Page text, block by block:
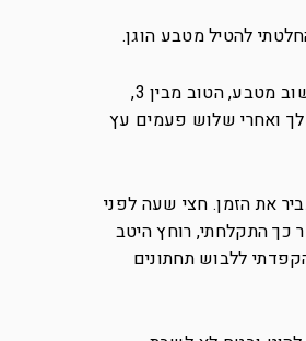
להטיל מטבע הוגן.
“עץ – הולך, פלי – לא הולך” החלטתי והטלתי, יצא עץ, הולך, אבל עדיין היססתי והחלטתי להטיל שוב מטבע, הטוב מבין 3,
מ-5, כנראה שמהשמים רצו שאלך ואחרי שלוש פעמים עץ
את הזמן. חצי שעה לפני
כך התקלחתי, רוחץ היטב
ללבוש תחתונים